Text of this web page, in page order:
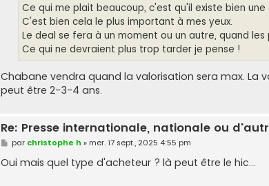
Ce qui me plait beaucoup, c'est qu'il existe bien
C'est bien cela le plus important à mes yeux.
Le deal se fera à un moment ou un autre, quand les
Ce qui ne devraient plus trop tarder je pense !
Chabane vendra quand la valorisation sera max. La
peut être 2-3-4 ans.
Re: Presse internationale, nationale ou
M
e
s
s
par christophe h » mer. 17 sept., 2025 4:55 pm
Oui mais quel type d'acheteur ? là peut être le hic...